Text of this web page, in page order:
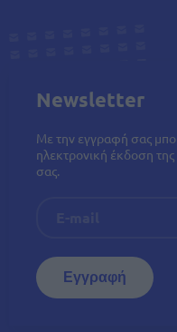
Newsletter
Με την εγγραφή σας
ηλεκτρονική έκδοση
σας.